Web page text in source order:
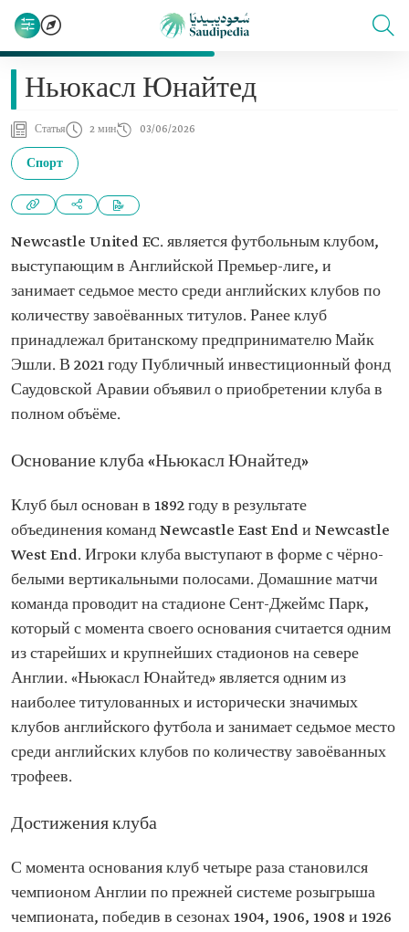
Ньюкасл Юнайтед
Статья 2 мин 03/06/2026
Спорт
Newcastle United F.C. является футбольным клубом,
выступающим в Английской Премьер-лиге, и
занимает седьмое место среди английских клубов по
количеству завоёванных титулов. Ранее клуб
принадлежал британскому предпринимателю Майк
Эшли. В 2021 году Публичный инвестиционный фонд
Саудовской Аравии объявил о приобретении клуба в
полном объёме.
Основание клуба «Ньюкасл Юнайтед»
Клуб был основан в 1892 году в результате
объединения команд Newcastle East End и Newcastle
West End. Игроки клуба выступают в форме с чёрно-
белыми вертикальными полосами. Домашние матчи
команда проводит на стадионе Сент-Джеймс Парк,
который с момента своего основания считается одним
из старейших и крупнейших стадионов на севере
Англии. «Ньюкасл Юнайтед» является одним из
наиболее титулованных и исторически значимых
клубов английского футбола и занимает седьмое место
среди английских клубов по количеству завоёванных
трофеев.
Достижения клуба
С момента основания клуб четыре раза становился
чемпионом Англии по прежней системе розыгрыша
чемпионата, победив в сезонах 1904, 1906, 1908 и 1926